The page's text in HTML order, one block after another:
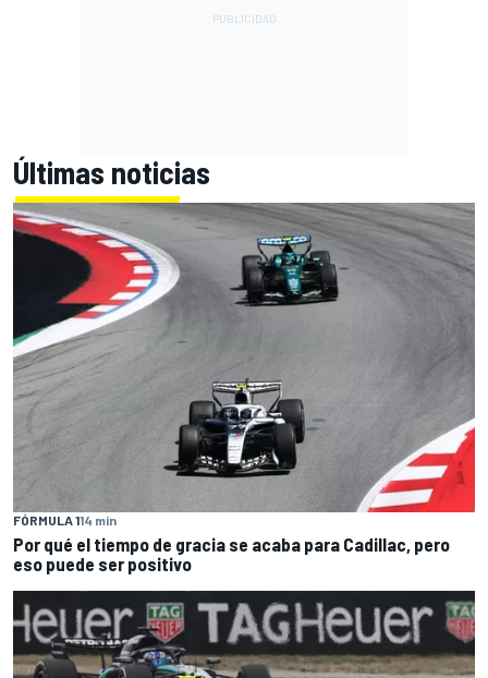
Últimas noticias
FÓRMULA 114 min
Por qué el tiempo de gracia se acaba para Cadillac, pero
eso puede ser positivo